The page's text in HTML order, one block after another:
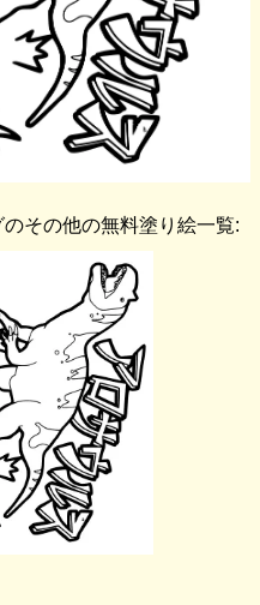
のその他の無料塗り絵一覧: